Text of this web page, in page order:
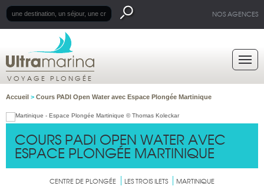
NOS AGENCES
VOYAGE PLONGÉE
Accueil > Cours PADI Open Water avec Espace Plongée Martinique
COURS PADI OPEN WATER AVEC
ESPACE PLONGÉE MARTINIQUE
CENTRE DE PLONGÉE LES TROIS ILETS MARTINIQUE